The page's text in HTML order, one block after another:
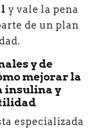
y vale la pena
de un plan
y de
mejorar la
insulina y
especializada